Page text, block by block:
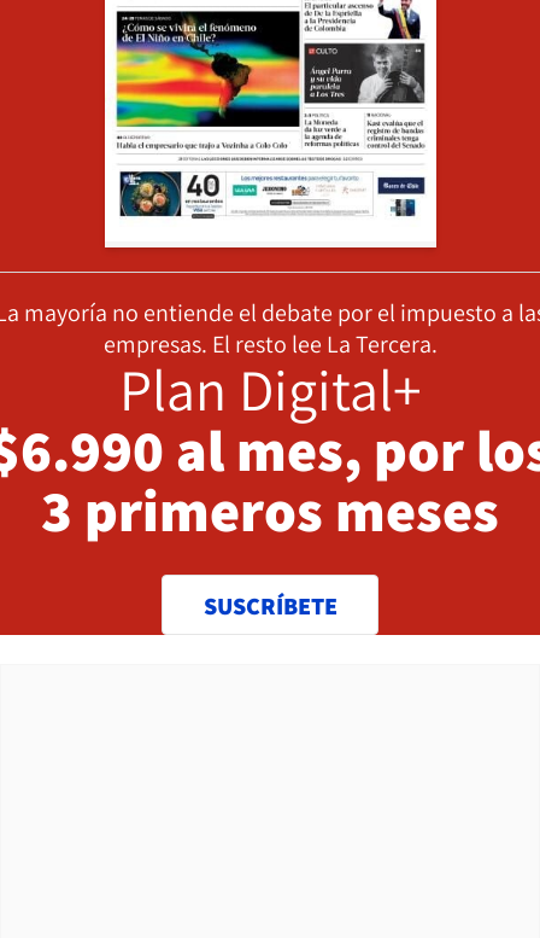
mayoría no entiende el debate por el impuesto a
empresas. El resto lee La Tercera.
Plan Digital+
al mes, por
3 primeros meses
SUSCRÍBETE